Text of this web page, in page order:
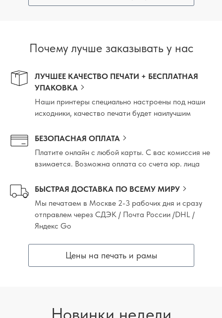
Почему лучше заказывать у нас
ЛУЧШЕЕ КАЧЕСТВО ПЕЧАТИ + БЕСПЛАТНАЯ
УПАКОВКА
Наши принтеры специально настроены под наши
исходники, качество печати будет наилучшим
БЕЗОПАСНАЯ ОПЛАТА
Платите онлайн с любой карты. С вас комиссия не
взимается. Возможна оплата со счета юр. лица
БЫСТРАЯ ДОСТАВКА ПО ВСЕМУ МИРУ
Мы печатаем в Москве 2-3 рабочих дня и сразу
отправлем через СДЭК / Почта России /DHL /
Яндекс Go
Цены на печать и рамы
Новинки недели